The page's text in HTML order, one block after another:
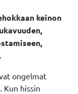
keinon
ongelmat
Kun hissin